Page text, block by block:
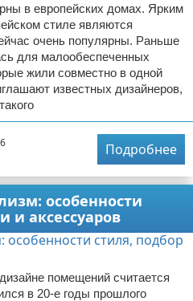
в европейских домах. Ярким
стиле являются
очень популярны. Раньше
для малообеспеченных
жили совместно в одной
известных дизайнеров,
Подробнее
особенности
и аксессуаров
помещений считается
в 20-е годы прошлого